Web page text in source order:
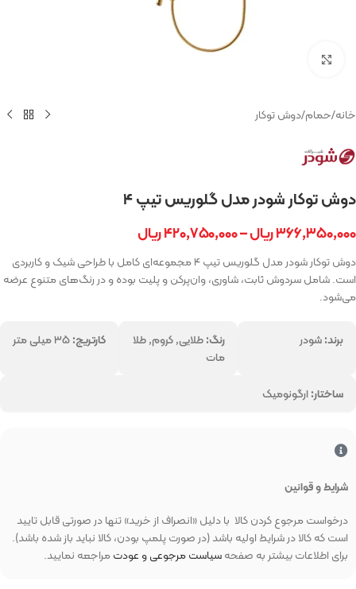
خانه/حمام/دوش توکار
دوش توکار شودر مدل گلوریس تیپ ۴
۳۶۶,۳۵۰,۰۰۰ریال–۴۲۰,۷۵۰,۰۰۰ریال
دوش توکار شودر مدل گلوریس تیپ ۴ مجموعه‌ای کامل با طراحی شیک و کاربردی
است. شامل سردوش ثابت، شاوری، وان‌پرکن و پلیت بوده و در رنگ‌های متنوع عرضه
می‌شود.
برند:شودر رنگ:طلایی, کروم, طلا
مات
کارتریج:
ساختار:ارگونومیک
شرایط و قوانین
درخواست مرجوع کردن کالا با دلیل «انصراف از خرید» تنها در صورتی قابل تایید
است که کالا در شرایط اولیه باشد (در صورت پلمپ بودن، کالا نباید باز شده باشد).
برای اطلاعات بیشتر به صفحهسیاست مرجوعی و عودتمراجعه نمایید.